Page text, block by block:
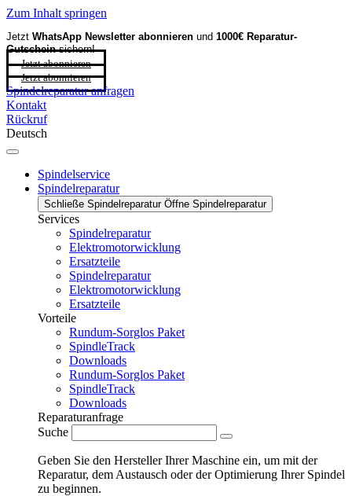
Zum Inhalt springen
Jetzt WhatsApp Newsletter abonnieren und 1000€ Reparatur-
Gutscheinsichern!
Jetzt abonnieren
Jetzt abonnieren
Spindelreparatur anfragen
Kontakt
Rückruf
Deutsch
Spindelservice
Spindelreparatur
Schließe Spindelreparatur Öffne Spindelreparatur
Services
Spindelreparatur
Elektromotorwicklung
Ersatzteile
Spindelreparatur
Elektromotorwicklung
Ersatzteile
Vorteile
Rundum-Sorglos Paket
SpindleTrack
Downloads
Rundum-Sorglos Paket
SpindleTrack
Downloads
Reparaturanfrage
Suche
Geben Sie den Hersteller Ihrer Maschine ein, um mit der
Reparatur, dem Austausch oder der Optimierung Ihrer Spindel
zu beginnen.